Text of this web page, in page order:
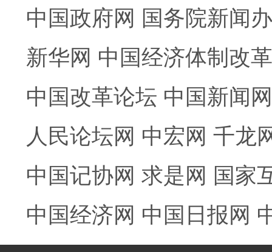
中国政府网 国务院新闻
新华网 中国经济体制改
中国改革论坛 中国新闻网
人民论坛网 中宏网 千龙
中国记协网 求是网 国家
中国经济网 中国日报网